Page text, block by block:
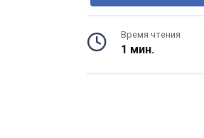
Время чтения
1 мин.